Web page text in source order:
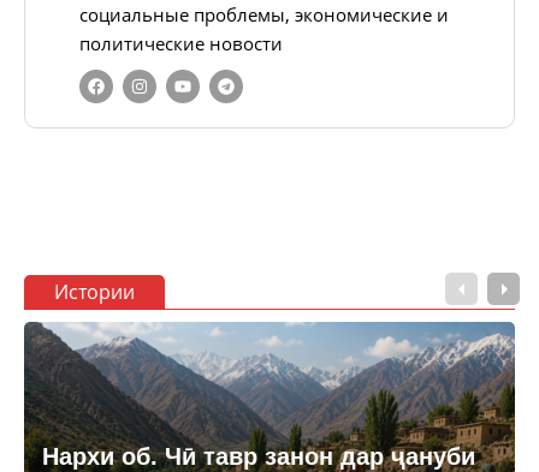
социальные проблемы, экономические и
политические новости
Истории
Нархи об. Чӣ тавр занон дар ҷануби